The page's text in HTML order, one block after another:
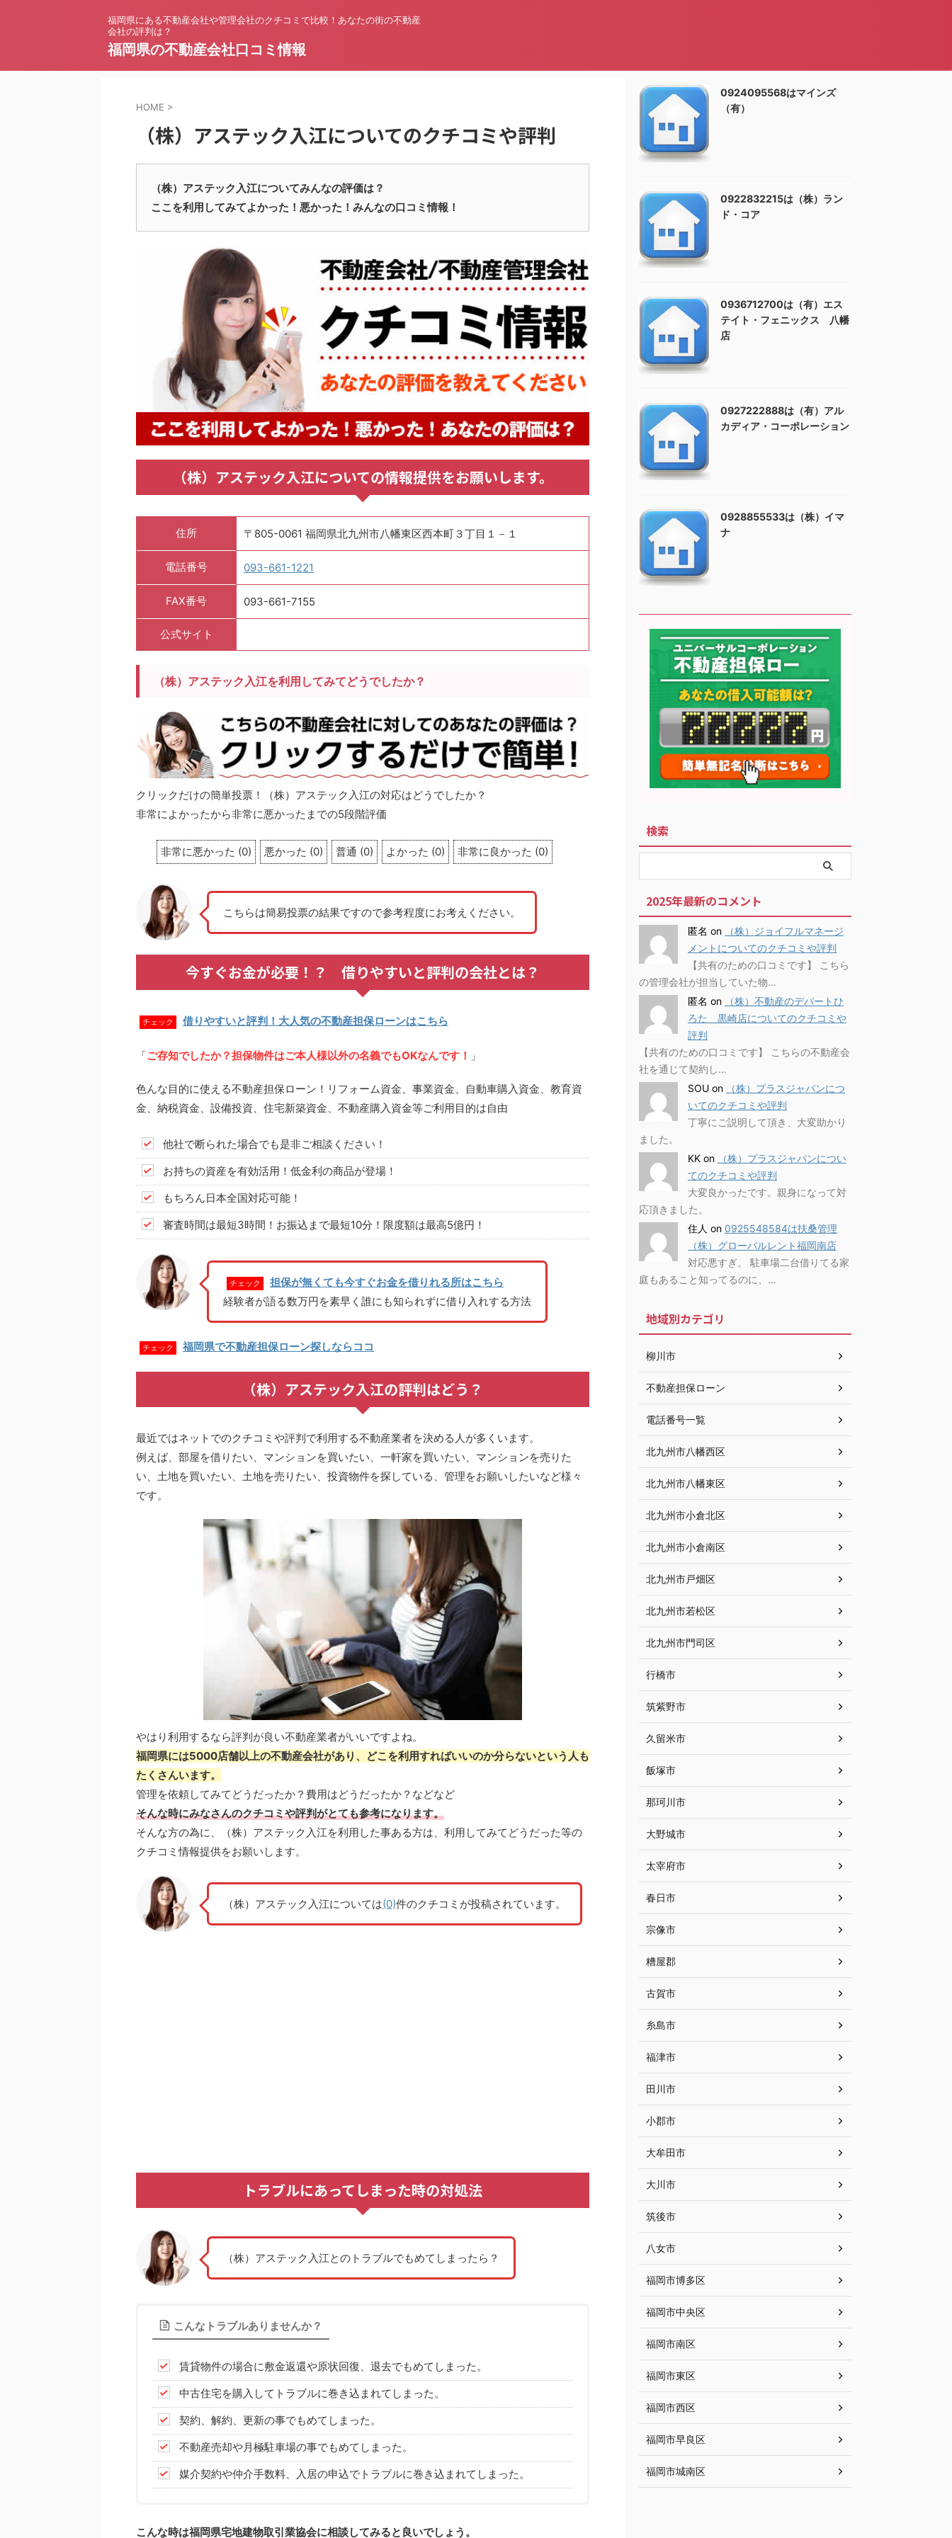
福岡県にある不動産会社や管理会社のクチコミで比較！あなたの街の不動産
会社の評判は？
福岡県の不動産会社口コミ情報
HOME >
（株）アステック入江についてのクチコミや評判
（株）アステック入江についてみんなの評価は？
ここを利用してみてよかった！悪かった！みんなの口コミ情報！
（株）アステック入江についての情報提供をお願いします。
住所 〒805-0061 福岡県北九州市八幡東区西本町３丁目１－１
電話番号 093-661-1221
FAX番号 093-661-7155
公式サイト
（株）アステック入江を利用してみてどうでしたか？
クリックだけの簡単投票！（株）アステック入江の対応はどうでしたか？
非常によかったから非常に悪かったまでの5段階評価
非常に悪かった (0) 悪かった (0) 普通 (0) よかった (0) 非常に良かった (0)
こちらは簡易投票の結果ですので参考程度にお考えください。
今すぐお金が必要！？ 借りやすいと評判の会社とは？
チェック 借りやすいと評判！大人気の不動産担保ローンはこちら
「ご存知でしたか？担保物件はご本人様以外の名義でもOKなんです！ 」
色んな目的に使える不動産担保ローン！リフォーム資金、事業資金、自動車購入資金、教育資
金、納税資金、設備投資、住宅新築資金、不動産購入資金等ご利用目的は自由
他社で断られた場合でも是非ご相談ください！
お持ちの資産を有効活用！低金利の商品が登場！
もちろん日本全国対応可能！
審査時間は最短3時間！お振込まで最短10分！限度額は最高5億円！
チェック
担保が無くても今すぐお金を借りれる所はこちら
経験者が語る数万円を素早く誰にも知られずに借り入れする方法
チェック 福岡県で不動産担保ローン探しならココ
（株）アステック入江の評判はどう？
最近ではネットでのクチコミや評判で利用する不動産業者を決める人が多くいます。
例えば、部屋を借りたい、マンションを買いたい、一軒家を買いたい、マンションを売りた
い、土地を買いたい、土地を売りたい、投資物件を探している、管理をお願いしたいなど様々
です。
やはり利用するなら評判が良い不動産業者がいいですよね。
福岡県には5000店舗以上の不動産会社があり、どこを利用すればいいのか分らないという人も
たくさんいます。
管理を依頼してみてどうだったか？費用はどうだったか？などなど
そんな時にみなさんのクチコミや評判がとても参考になります。
そんな方の為に、（株）アステック入江を利用した事ある方は、利用してみてどうだった等の
クチコミ情報提供をお願いします。
（株）アステック入江については(0)件のクチコミが投稿されています。
トラブルにあってしまった時の対処法
（株）アステック入江とのトラブルでもめてしまったら？
こんなトラブルありませんか？
賃貸物件の場合に敷金返還や原状回復、退去でもめてしまった。
中古住宅を購入してトラブルに巻き込まれてしまった。
契約、解約、更新の事でもめてしまった。
不動産売却や月極駐車場の事でもめてしまった。
媒介契約や仲介手数料、入居の申込でトラブルに巻き込まれてしまった。
こんな時は福岡県宅地建物取引業協会に相談してみると良いでしょう。
0924095568はマインズ
（有）
0922832215は（株）ラン
ド・コア
0936712700は（有）エス
テイト・フェニックス 八幡
店
0927222888は（有）アル
カディア・コーポレーション
0928855533は（株）イマ
ナ
検索
2025年最新のコメント
匿名 on
（株）ジョイフルマネージ
メントについてのクチコミや評判
【共有のための口コミです】 こちら
の管理会社が担当していた物…
匿名 on
（株）不動産のデパートひ
ろた 黒崎店についてのクチコミや
評判
【共有のための口コミです】 こちらの不動産会
社を通じて契約し…
SOU on
（株）プラスジャパンにつ
いてのクチコミや評判
丁寧にご説明して頂き、大変助かり
ました。
KK on
（株）プラスジャパンについ
てのクチコミや評判
大変良かったです。親身になって対
応頂きました。
住人 on 0925548584は扶桑管理
（株）グローバルレント福岡南店
対応悪すぎ。 駐車場二台借りてる家
庭もあること知ってるのに、…
地域別カテゴリ
柳川市
不動産担保ローン
電話番号一覧
北九州市八幡西区
北九州市八幡東区
北九州市小倉北区
北九州市小倉南区
北九州市戸畑区
北九州市若松区
北九州市門司区
行橋市
筑紫野市
久留米市
飯塚市
那珂川市
大野城市
太宰府市
春日市
宗像市
糟屋郡
古賀市
糸島市
福津市
田川市
小郡市
大牟田市
大川市
筑後市
八女市
福岡市博多区
福岡市中央区
福岡市南区
福岡市東区
福岡市西区
福岡市早良区
福岡市城南区